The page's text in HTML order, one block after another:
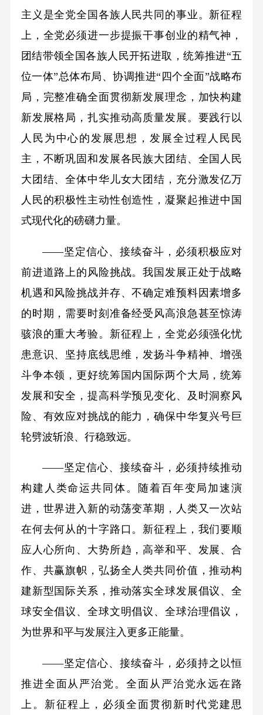
主义是全党全国各族人民共同的事业。新征程
上，全党必须进一步提振干事创业的精气神，
团结带领全国各族人民开拓进取，统筹推进“五
位一体”总体布局、协调推进“四个全面”战略布
局，完整准确全面贯彻新发展理念，加快构建
新发展格局，扎实推动高质量发展。要践行以
人民为中心的发展思想，发展全过程人民民
主，不断巩固和发展各民族大团结、全国人民
大团结、全体中华儿女大团结，充分激发亿万
人民的积极性主动性创造性，凝聚起推进中国
式现代化的磅礴力量。
——坚定信心、接续奋斗，必须积极应对
前进道路上的风险挑战。我国发展正处于战略
机遇和风险挑战并存、不确定难预料因素增多
的时期，需要时刻准备经受风高浪急甚至惊涛
骇浪的重大考验。新征程上，全党必须强化忧
患意识、坚持底线思维，发扬斗争精神、增强
斗争本领，更好统筹国内国际两个大局，统筹
发展和安全，提高科学预见变化、及时洞察风
险、有效应对挑战的能力，确保中华复兴号巨
轮劈波斩浪、行稳致远。
——坚定信心、接续奋斗，必须持续推动
构建人类命运共同体。随着百年变局加速演
进，世界进入新的动荡变革期，人类又一次站
在何去何从的十字路口。新征程上，我们要顺
应人心所向、大势所趋，高举和平、发展、合
作、共赢旗帜，弘扬全人类共同价值，推动构
建新型国际关系，推动落实全球发展倡议、全
球安全倡议、全球文明倡议、全球治理倡议，
为世界和平与发展注入更多正能量。
——坚定信心、接续奋斗，必须持之以恒
推进全面从严治党。全面从严治党永远在路
上。新征程上，必须全面贯彻新时代党建思